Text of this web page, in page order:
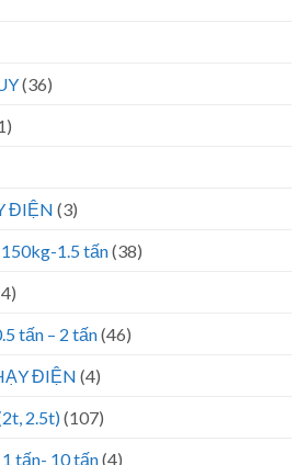
(36)
ĐIỆN (3)
1.5 tấn(38)
tấn – 2 tấn(46)
ĐIỆN (4)
2.5t)(107)
tấn- 10 tấn(4)